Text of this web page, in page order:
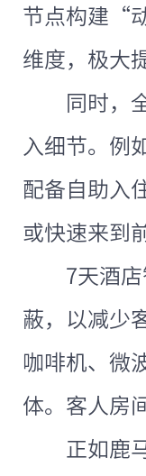
节点构建“
维度，极大
同时，
入细节。例
配备自助入
或快速来到
7天酒
蔽，以减少
咖啡机、微
体。客人房
正如鹿